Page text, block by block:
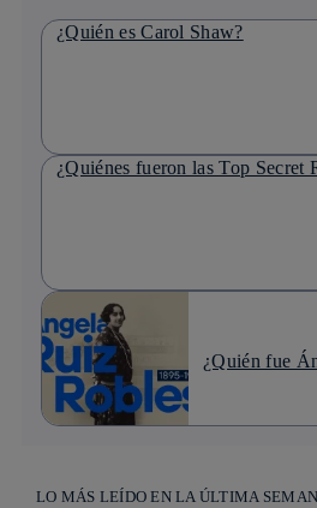
¿Quién es Carol Shaw?
¿Quiénes fueron las Top Secret
¿Quién fue
LO MÁS LEÍDO EN LA ÚLTIMA